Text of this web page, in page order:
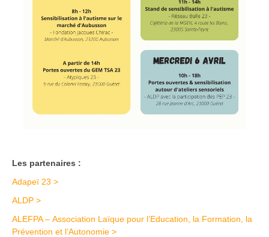
Les partenaires :
Adapeï 23 >
ALDP >
ALEFPA – Association Laïque pour l’Education, la Formation, la
Prévention et l’Autonomie >